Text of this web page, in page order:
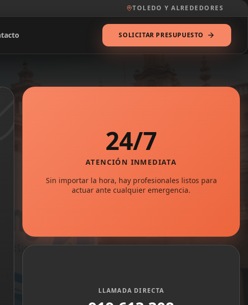
TOLEDO Y ALREDEDORES
SOLICITAR PRESUPUESTO
24/7
ATENCIÓN INMEDIATA
Sin importar la hora, hay profesionales listos para
actuar ante cualquier emergencia.
LLAMADA DIRECTA